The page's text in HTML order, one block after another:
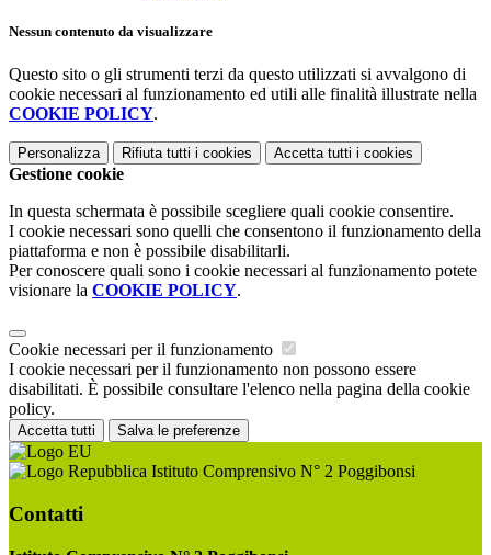
Nessun contenuto da visualizzare
Questo sito o gli strumenti terzi da questo utilizzati si avvalgono di
cookie necessari al funzionamento ed utili alle finalità illustrate nella
COOKIE POLICY.
Personalizza Rifiuta tutti i cookies Accetta tutti i cookies
Gestione cookie
In questa schermata è possibile scegliere quali cookie consentire.
I cookie necessari sono quelli che consentono il funzionamento della
piattaforma e non è possibile disabilitarli.
Per conoscere quali sono i cookie necessari al funzionamento potete
visionare la COOKIE POLICY.
Cookie necessari per il funzionamento
I cookie necessari per il funzionamento non possono essere
disabilitati. È possibile consultare l'elenco nella pagina della cookie
policy.
Accetta tutti Salva le preferenze
Istituto Comprensivo N° 2 Poggibonsi
Contatti